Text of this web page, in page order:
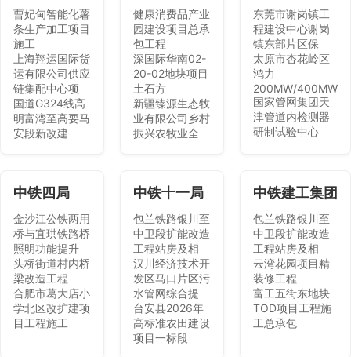
曹妃甸智能化薯
条生产加工项目
施工
上海翔运国际货
运有限公司供应
链集配中心项
国道G324线高
明富湾至高要马
安段新改建
健康消费品产业
园建设项目总承
包工程
深国际华南02-
20-02地块项目
土石方
新疆臻源生态牧
业有限公司乡村
振兴农牧业全
东莞市谢岗镇工
程建设中心谢岗
镇东部片区保
太原市杏花岭区
鸿力
200MW/400MW
国家管网集团天
津管道内检测器
研制试验中心
中铁四局
金沙江公铁两用
桥与宜珙铁路桥
照明功能提升
头桥街道村内桥
梁改造工程
合肥市葛大店小
学北区改扩建项
目工程施工
中铁十一局
包兰铁路银川至
中卫段扩能改造
工程站房及相
汉川经济技术开
发区马口片区污
水管网综合提
台安县2026年
高标准农田建设
项目一标段
中铁建工集团
包兰铁路银川至
中卫段扩能改造
工程站房及相
云湾花园项目精
装修工程
富工五街东地块
TOD项目工程施
工总承包